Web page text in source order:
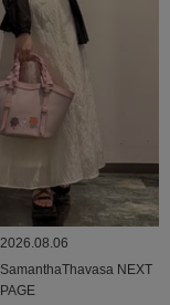
2026.08.06
SamanthaThavasa NEXT
PAGE